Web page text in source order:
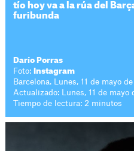
tío hoy va a la rúa del
furibunda
Darío Porras
Foto:
Instagram
Barcelona. Lunes, 11 de mayo
Actualizado: Lunes, 11 de mayo
Tiempo de lectura: 2 minutos